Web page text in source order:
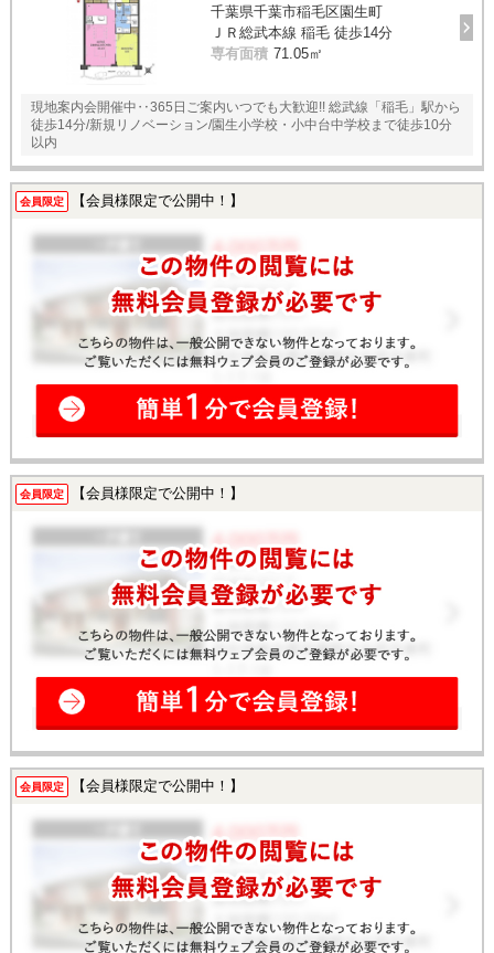
千葉県千葉市稲毛区園生町
ＪＲ総武本線 稲毛 徒歩14分
専有面積 71.05㎡
現地案内会開催中‥365日ご案内いつでも大歓迎!! 総武線「稲毛」駅から
徒歩14分/新規リノベーション/園生小学校・小中台中学校まで徒歩10分
以内
会員限定 【会員様限定で公開中！】
会員限定 【会員様限定で公開中！】
会員限定 【会員様限定で公開中！】